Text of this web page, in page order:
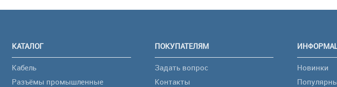
КАТАЛОГ
Кабель
Разъёмы промышленные
ПОКУПАТЕЛЯМ
Задать вопрос
Контакты
Новинки